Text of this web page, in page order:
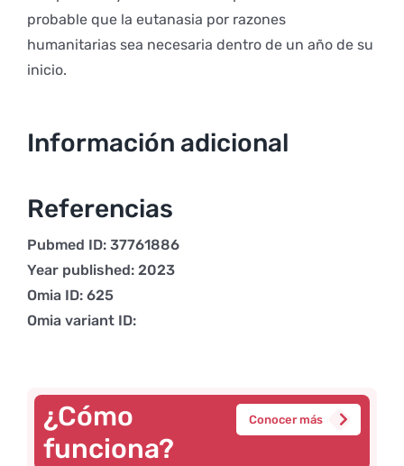
probable que la eutanasia por razones
humanitarias sea necesaria dentro de un año de su
inicio.
Información adicional
Referencias
Pubmed ID: 37761886
Year published: 2023
Omia ID: 625
Omia variant ID:
¿Cómo
funciona?
Conocer más